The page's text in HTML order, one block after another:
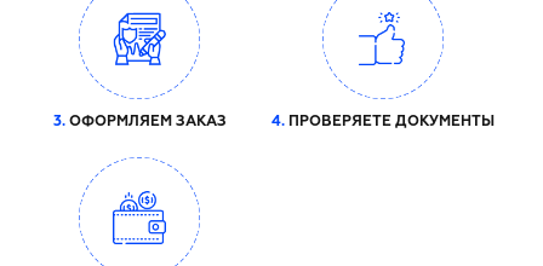
3.ОФОРМЛЯЕМ ЗАКАЗ 4.ПРОВЕРЯЕТЕ ДОКУМЕНТЫ